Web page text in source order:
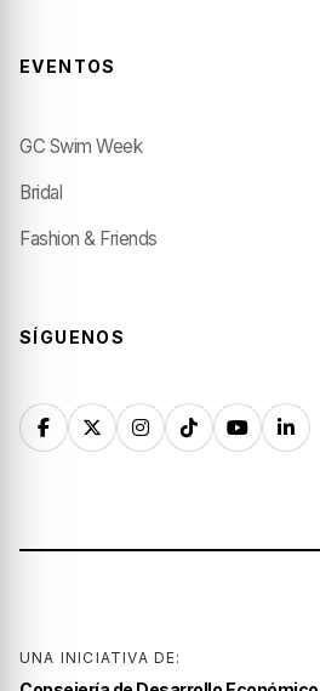
EVENTOS
GC Swim Week
Bridal
Fashion & Friends
SÍGUENOS
UNA INICIATIVA DE: